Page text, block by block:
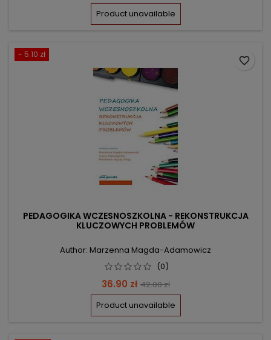
price
Product unavailable
- 5.10 zł
PEDAGOGIKA WCZESNOSZKOLNA - REKONSTRUKCJA
KLUCZOWYCH PROBLEMÓW
Author: Marzenna Magda-Adamowicz
(0)
Price
36.90 zł Regular
price
42.00 zł
Product unavailable
favorite_border